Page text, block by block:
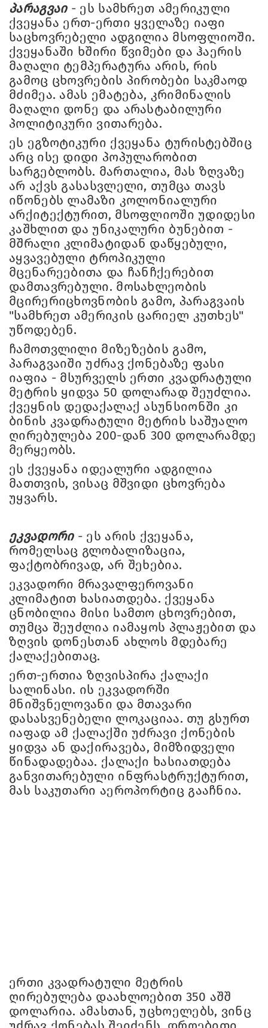
პარაგვაი- ეს სამხრეთ ამერიკული
ქვეყანა ერთ-ერთი ყველაზე იაფი
საცხოვრებელი ადგილია მსოფლიოში.
ქვეყანაში ხშირი წვიმები და ჰაერის
მაღალი ტემპერატურა არის, რის
გამოც ცხოვრების პირობები საკმაოდ
მძიმეა. ამას ემატება, კრიმინალის
მაღალი დონე და არასტაბილური
პოლიტიკური ვითარება.
ეს ეგზოტიკური ქვეყანა ტურისტებშიც
არც ისე დიდი პოპულარობით
სარგებლობს. მართალია, მას ზღვაზე
არ აქვს გასასვლელი, თუმცა თავს
იწონებს ლამაზი კოლონიალური
არქიტექტურით, მსოფლიოში უდიდესი
კაშხლით და უნიკალური ბუნებით -
მშრალი კლიმატიდან დაწყებული,
აყვავებული ტროპიკული
მცენარეებითა და ჩანჩქერებით
დამთავრებული. მოსახლეობის
მცირერიცხოვნობის გამო, პარაგვაის
"სამხრეთ ამერიკის ცარიელ კუთხეს"
უწოდებენ.
ჩამოთვლილი მიზეზების გამო,
პარაგვაიში უძრავ ქონებაზე ფასი
იაფია - მსურველს ერთი კვადრატული
მეტრის ყიდვა 50 დოლარად შეუძლია.
ქვეყნის დედაქალაქ ასუნსიონში კი
ბინის კვადრატული მეტრის საშუალო
ღირებულება 200-დან 300 დოლარამდე
მერყეობს.
ეს ქვეყანა იდეალური ადგილია
მათთვის, ვისაც მშვიდი ცხოვრება
უყვარს.
ეკვადორი- ეს არის ქვეყანა,
რომელსაც გლობალიზაცია,
ფაქტობრივად, არ შეხებია.
ეკვადორი მრავალფეროვანი
კლიმატით ხასიათდება. ქვეყანა
ცნობილია მისი სამთო ცხოვრებით,
თუმცა შეუძლია იამაყოს პლაჟებით და
ზღვის დონესთან ახლოს მდებარე
ქალაქებითაც.
ერთ-ერთია ზღვისპირა ქალაქი
სალინასი. ის ეკვადორში
მნიშვნელოვანი და მთავარი
დასასვენებელი ლოკაციაა. თუ გსურთ
იაფად ამ ქალაქში უძრავი ქონების
ყიდვა ან დაქირავება, მიმზიდველი
წინადადებაა. ქალაქი ხასიათდება
განვითარებული ინფრასტრუქტურით,
მას საკუთარი აეროპორტიც გააჩნია.
ერთი კვადრატული მეტრის
ღირებულება დაახლოებით 350 აშშ
დოლარია. ამასთან, უცხოელებს, ვინც